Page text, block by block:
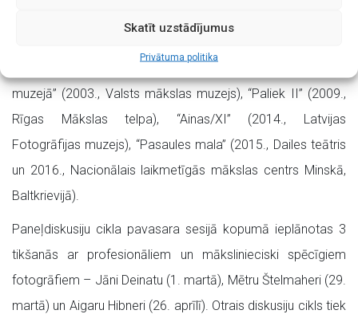
Skatīt uzstādījumus
Privātuma politika
saskata neparasto tur, kur ne visi spēj.”
Jāņa Deinata nozīmīgākās personālizstādes: “Cilvēki
muzejā” (2003., Valsts mākslas muzejs), “Paliek II” (2009.,
Rīgas Mākslas telpa), “Ainas/XI” (2014., Latvijas
Fotogrāfijas muzejs), “Pasaules mala” (2015., Dailes teātris
un 2016., Nacionālais laikmetīgās mākslas centrs Minskā,
Baltkrievijā).
Paneļdiskusiju cikla pavasara sesijā kopumā ieplānotas 3
tikšanās ar profesionāliem un mākslinieciski spēcīgiem
fotogrāfiem – Jāni Deinatu (1. martā), Mētru Štelmaheri (29.
martā) un Aigaru Hibneri (26. aprīlī). Otrais diskusiju cikls tiek